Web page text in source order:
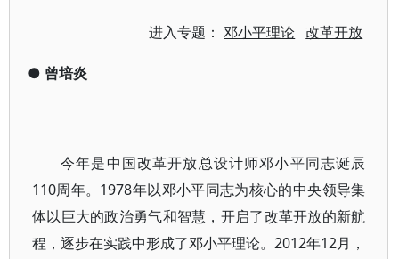
进入专题：邓小平理论 改革开放
● 曾培炎
今年是中国改革开放总设计师邓小平同志诞辰
110周年。1978年以邓小平同志为核心的中央领导集
体以巨大的政治勇气和智慧，开启了改革开放的新航
程，逐步在实践中形成了邓小平理论。2012年12月，